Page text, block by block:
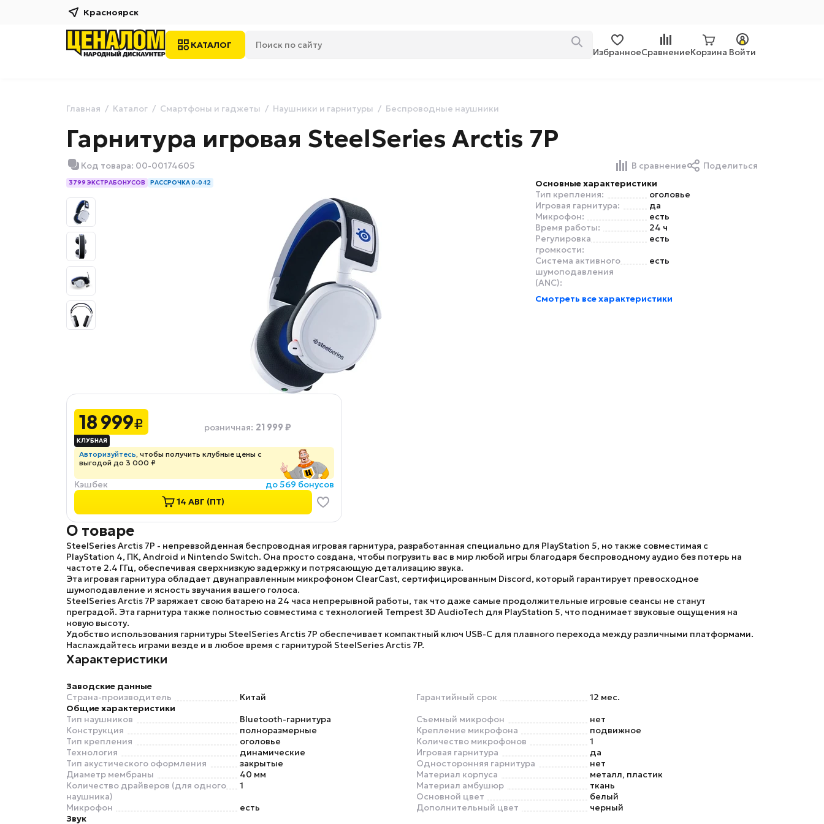
Красноярск
КАТАЛОГ
ИзбранноеСравнениеКорзина Войти
Главная Каталог Смартфоны и гаджеты Наушники и гарнитуры Беспроводные наушники
Гарнитура игровая SteelSeries Arctis 7P
Код товара: 00-00174605 В сравнение Поделиться
3799 ЭКСТРАБОНУСОВ РАССРОЧКА 0-0-12
Основные характеристики
Тип крепления:
оголовье
Игровая гарнитура:
да
Микрофон:
есть
Время работы:
24 ч
Регулировка
громкости:
есть
Система активного
шумоподавления
(ANC):
есть
Смотреть все характеристики
18 999₽ розничная: 21 999 ₽
Авторизуйтесь, чтобы получить клубные цены с
выгодой до 3 000 ₽
Кэшбек
до 569 бонусов
14 АВГ (ПТ)
О товаре
SteelSeries Arctis 7P - непревзойденная беспроводная игровая гарнитура, разработанная специально для PlayStation 5, но также совместимая с
PlayStation 4, ПК, Android и Nintendo Switch. Она просто создана, чтобы погрузить вас в мир любой игры благодаря беспроводному аудио без потерь на
частоте 2.4 ГГц, обеспечивая сверхнизкую задержку и потрясающую детализацию звука.
Эта игровая гарнитура обладает двунаправленным микрофоном ClearCast, сертифицированным Discord, который гарантирует превосходное
шумоподавление и ясность звучания вашего голоса.
SteelSeries Arctis 7P заряжает свою батарею на 24 часа непрерывной работы, так что даже самые продолжительные игровые сеансы не станут
преградой. Эта гарнитура также полностью совместима с технологией Tempest 3D AudioTech для PlayStation 5, что поднимает звуковые ощущения на
новую высоту.
Удобство использования гарнитуры SteelSeries Arctis 7P обеспечивает компактный ключ USB-C для плавного перехода между различными платформами.
Наслаждайтесь играми везде и в любое время с гарнитурой SteelSeries Arctis 7P.
Характеристики
Заводские данные
Страна-производитель
Китай Гарантийный срок
12 мес.
Общие характеристики
Тип наушников
Bluetooth-гарнитура
Конструкция
полноразмерные
Тип крепления
оголовье
Технология
динамические
Тип акустического оформления
закрытые
Диаметр мембраны
40 мм
Количество драйверов (для одного
наушника)
1
Микрофон
есть
Съемный микрофон
нет
Крепление микрофона
подвижное
Количество микрофонов
1
Игровая гарнитура
да
Односторонняя гарнитура
нет
Материал корпуса
металл, пластик
Материал амбушюр
ткань
Основной цвет
белый
Дополнительный цвет
черный
Звук